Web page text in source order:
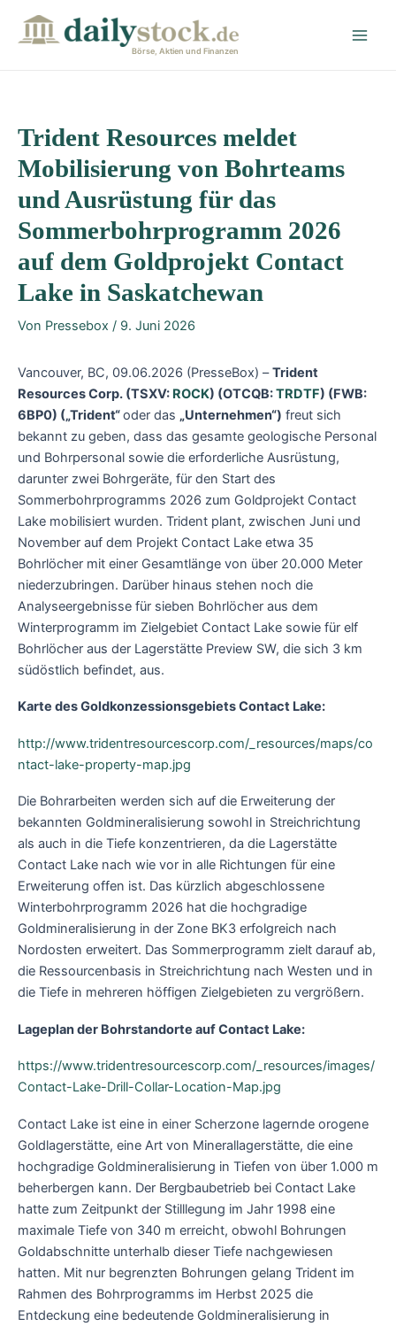
Börse, Aktien und Finanzen
Trident Resources meldet
Mobilisierung von Bohrteams
und Ausrüstung für das
Sommerbohrprogramm 2026
auf dem Goldprojekt Contact
Lake in Saskatchewan
Von Pressebox / 9. Juni 2026
Vancouver, BC, 09.06.2026 (PresseBox) –Trident
Resources Corp. (TSXV: ROCK) (OTCQB:TRDTF) (FWB:
6BP0) („Trident“oder das „Unternehmen“) freut sich
bekannt zu geben, dass das gesamte geologische Personal
und Bohrpersonal sowie die erforderliche Ausrüstung,
darunter zwei Bohrgeräte, für den Start des
Sommerbohrprogramms 2026 zum Goldprojekt Contact
Lake mobilisiert wurden. Trident plant, zwischen Juni und
November auf dem Projekt Contact Lake etwa 35
Bohrlöcher mit einer Gesamtlänge von über 20.000 Meter
niederzubringen. Darüber hinaus stehen noch die
Analyseergebnisse für sieben Bohrlöcher aus dem
Winterprogramm im Zielgebiet Contact Lake sowie für elf
Bohrlöcher aus der Lagerstätte Preview SW, die sich 3 km
südöstlich befindet, aus.
Karte des Goldkonzessionsgebiets Contact Lake:
http://www.tridentresourcescorp.com/_resources/maps/co
ntact-lake-property-map.jpg
Die Bohrarbeiten werden sich auf die Erweiterung der
bekannten Goldmineralisierung sowohl in Streichrichtung
als auch in die Tiefe konzentrieren, da die Lagerstätte
Contact Lake nach wie vor in alle Richtungen für eine
Erweiterung offen ist. Das kürzlich abgeschlossene
Winterbohrprogramm 2026 hat die hochgradige
Goldmineralisierung in der Zone BK3 erfolgreich nach
Nordosten erweitert. Das Sommerprogramm zielt darauf ab,
die Ressourcenbasis in Streichrichtung nach Westen und in
die Tiefe in mehreren höffigen Zielgebieten zu vergrößern.
Lageplan der Bohrstandorte auf Contact Lake:
https://www.tridentresourcescorp.com/_resources/images/
Contact-Lake-Drill-Collar-Location-Map.jpg
Contact Lake ist eine in einer Scherzone lagernde orogene
Goldlagerstätte, eine Art von Minerallagerstätte, die eine
hochgradige Goldmineralisierung in Tiefen von über 1.000 m
beherbergen kann. Der Bergbaubetrieb bei Contact Lake
hatte zum Zeitpunkt der Stilllegung im Jahr 1998 eine
maximale Tiefe von 340 m erreicht, obwohl Bohrungen
Goldabschnitte unterhalb dieser Tiefe nachgewiesen
hatten. Mit nur begrenzten Bohrungen gelang Trident im
Rahmen des Bohrprogramms im Herbst 2025 die
Entdeckung eine bedeutende Goldmineralisierung in